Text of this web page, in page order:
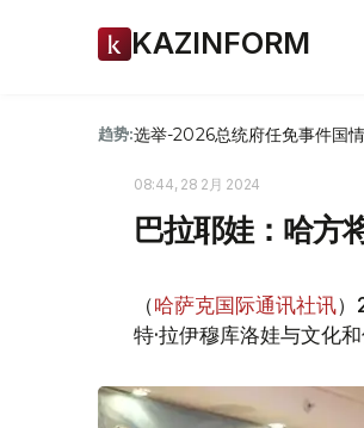
KAZINFORM
趋势:选举-2026总统府任免事件国
08:44, 28 2月 2024
巴拉耶娃：哈方
（哈萨克国际通讯社讯）
特·拉伊穆库洛娃与文化